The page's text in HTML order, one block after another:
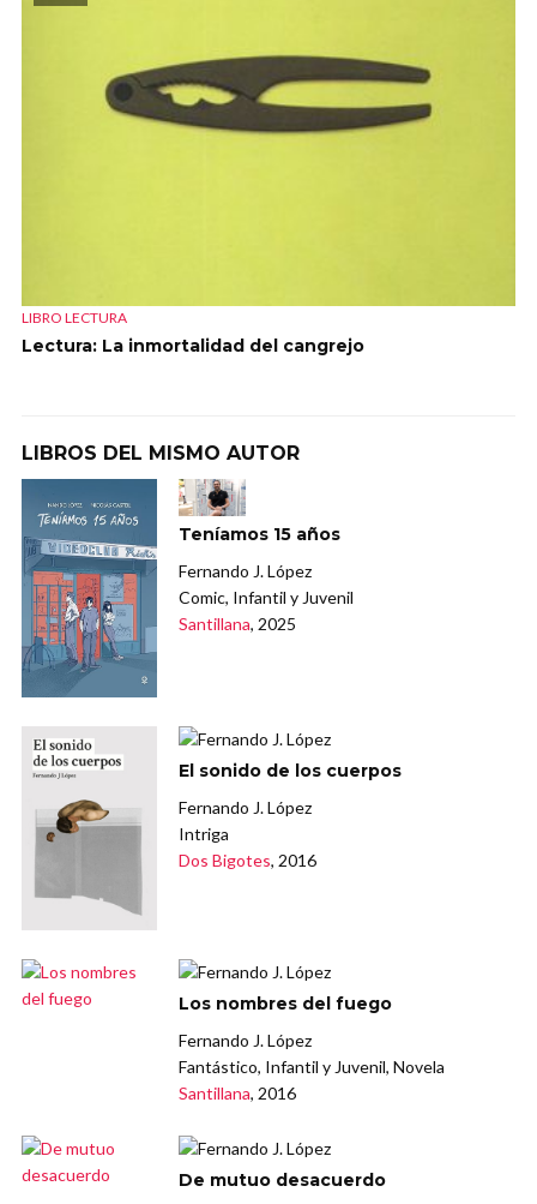
LIBRO LECTURA
Lectura: La inmortalidad del cangrejo
LIBROS DEL MISMO AUTOR
Teníamos 15 años
Fernando J. López
Comic, Infantil y Juvenil
Santillana, 2025
El sonido de los cuerpos
Fernando J. López
Intriga
Dos Bigotes, 2016
Los nombres del fuego
Fernando J. López
Fantástico, Infantil y Juvenil, Novela
Santillana, 2016
De mutuo desacuerdo